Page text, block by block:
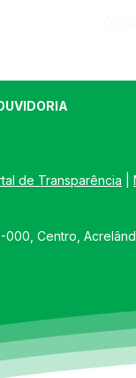
de Transparência
000, Centro,